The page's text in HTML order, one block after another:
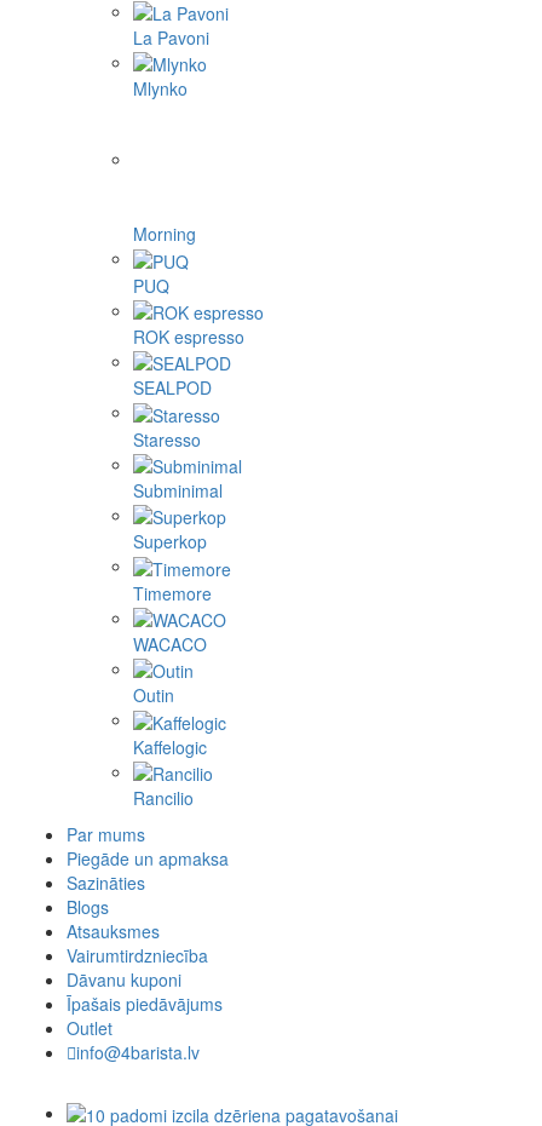
La Pavoni
Mlynko
Morning
PUQ
ROK espresso
SEALPOD
Staresso
Subminimal
Superkop
Timemore
WACACO
Outin
Kaffelogic
Rancilio
Par mums
Piegāde un apmaksa
Sazināties
Blogs
Atsauksmes
Vairumtirdzniecība
Dāvanu kuponi
Īpašais piedāvājums
Outlet
info@4barista.lv